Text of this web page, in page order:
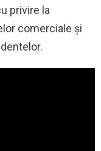
privire la
comerciale și